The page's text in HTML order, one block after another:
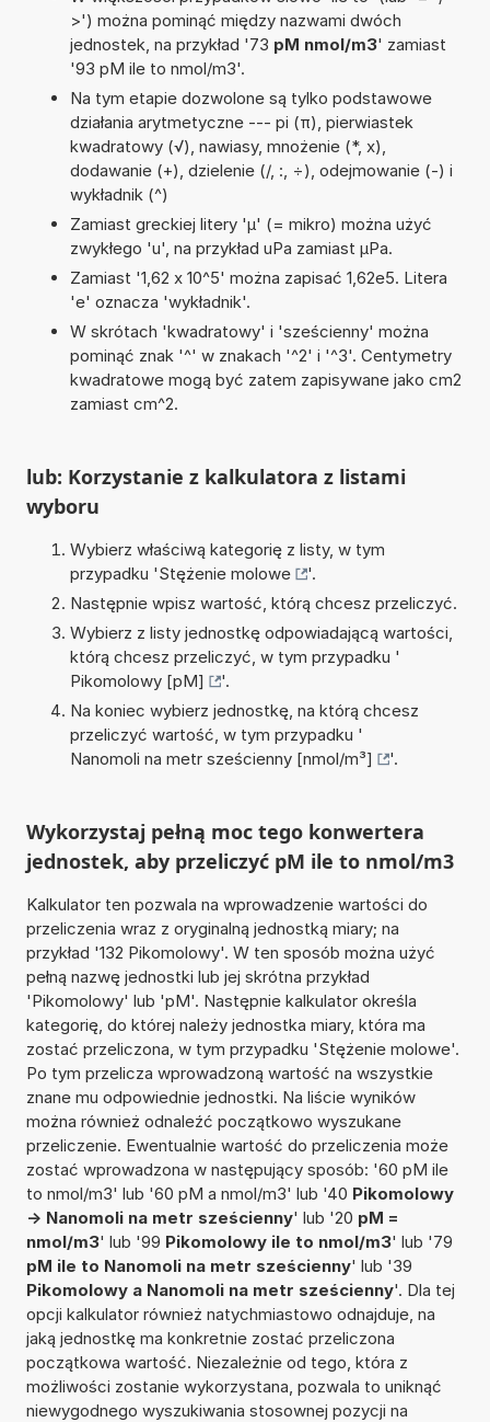
>') można pominąć między nazwami dwóch
jednostek, na przykład '73 pM nmol/m3' zamiast
'93 pM ile to nmol/m3'.
Na tym etapie dozwolone są tylko podstawowe
działania arytmetyczne --- pi (π), pierwiastek
kwadratowy (√), nawiasy, mnożenie (*, x),
dodawanie (+), dzielenie (/, :, ÷), odejmowanie (-) i
wykładnik (^)
Zamiast greckiej litery 'µ' (= mikro) można użyć
zwykłego 'u', na przykład uPa zamiast µPa.
Zamiast '1,62 x 10^5' można zapisać 1,62e5. Litera
'e' oznacza 'wykładnik'.
W skrótach 'kwadratowy' i 'sześcienny' można
pominąć znak '^' w znakach '^2' i '^3'. Centymetry
kwadratowe mogą być zatem zapisywane jako cm2
zamiast cm^2.
lub: Korzystanie z kalkulatora z listami
wyboru
Wybierz właściwą kategorię z listy, w tym
przypadku 'Stężenie molowe
'.
Następnie wpisz wartość, którą chcesz przeliczyć.
Wybierz z listy jednostkę odpowiadającą wartości,
którą chcesz przeliczyć, w tym przypadku '
Pikomolowy [pM]
'.
Na koniec wybierz jednostkę, na którą chcesz
przeliczyć wartość, w tym przypadku '
Nanomoli na metr sześcienny [nmol/m³]
'.
Wykorzystaj pełną moc tego konwertera
jednostek, aby przeliczyć pM ile to nmol/m3
Kalkulator ten pozwala na wprowadzenie wartości do
przeliczenia wraz z oryginalną jednostką miary; na
przykład '132 Pikomolowy'. W ten sposób można użyć
pełną nazwę jednostki lub jej skrótna przykład
'Pikomolowy' lub 'pM'. Następnie kalkulator określa
kategorię, do której należy jednostka miary, która ma
zostać przeliczona, w tym przypadku 'Stężenie molowe'.
Po tym przelicza wprowadzoną wartość na wszystkie
znane mu odpowiednie jednostki. Na liście wyników
można również odnaleźć początkowo wyszukane
przeliczenie. Ewentualnie wartość do przeliczenia może
zostać wprowadzona w następujący sposób: '60 pM ile
to nmol/m3' lub '60 pM a nmol/m3' lub '40 Pikomolowy
-> Nanomoli na metr sześcienny' lub '20 pM =
nmol/m3' lub '99 Pikomolowy ile to nmol/m3' lub '79
pM ile to Nanomoli na metr sześcienny' lub '39
Pikomolowy a Nanomoli na metr sześcienny'. Dla tej
opcji kalkulator również natychmiastowo odnajduje, na
jaką jednostkę ma konkretnie zostać przeliczona
początkowa wartość. Niezależnie od tego, która z
możliwości zostanie wykorzystana, pozwala to uniknąć
niewygodnego wyszukiwania stosownej pozycji na